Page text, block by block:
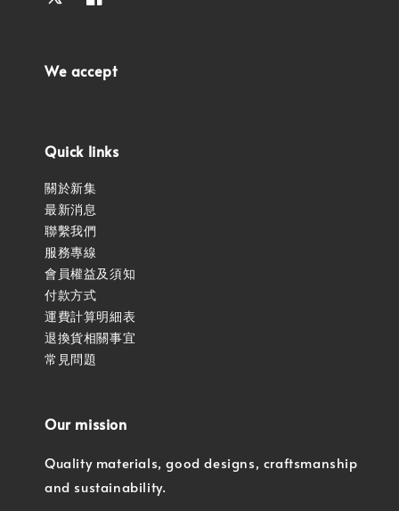
We accept
Quick links
關於新集
最新消息
聯繫我們
服務專線
會員權益及須知
付款方式
運費計算明細表
退換貨相關事宜
常見問題
Our mission
Quality materials, good designs, craftsmanship
and sustainability.